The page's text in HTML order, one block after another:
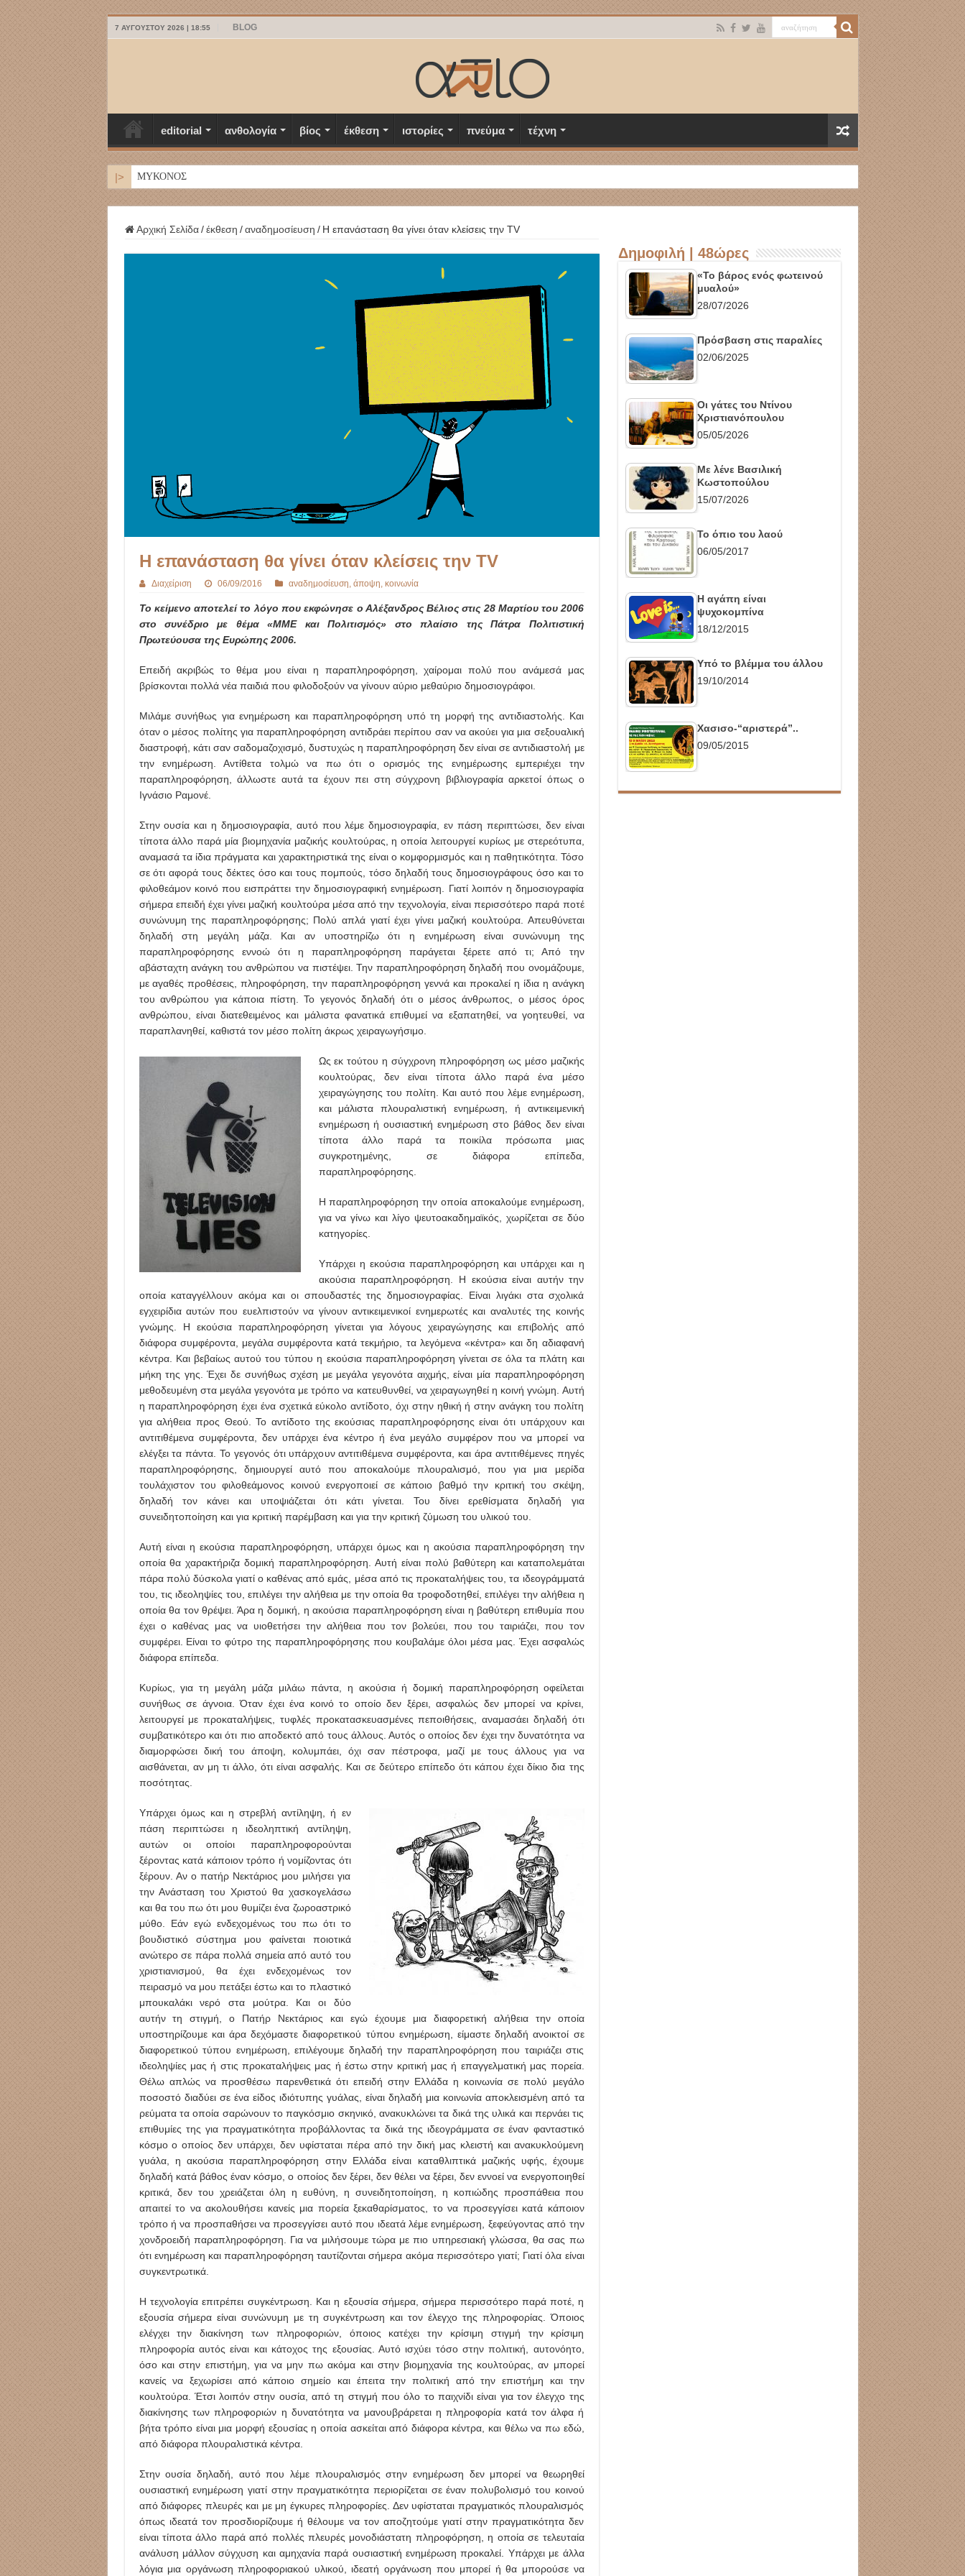
7 ΑΥΓΟΎΣΤΟΥ 2026 | 18:55 BLOG
editorial ανθολογία βίος έκθεση ιστορίες πνεύμα τέχνη
|> ΜΥΚΟΝΟΣ
Αρχική Σελίδα / έκθεση / αναδημοσίευση / Η επανάσταση θα γίνει όταν κλείσεις την TV
Η επανάσταση θα γίνει όταν κλείσεις την TV
Διαχείριση 06/09/2016 αναδημοσίευση, άποψη, κοινωνία
Το κείμενο αποτελεί το λόγο που εκφώνησε ο Αλέξανδρος Βέλιος στις 28 Μαρτίου του 2006
στο συνέδριο με θέμα «ΜΜΕ και Πολιτισμός» στο πλαίσιο της Πάτρα Πολιτιστική
Πρωτεύουσα της Ευρώπης 2006.
Επειδή ακριβώς το θέμα μου είναι η παραπληροφόρηση, χαίρομαι πολύ που ανάμεσά μας
βρίσκονται πολλά νέα παιδιά που φιλοδοξούν να γίνουν αύριο μεθαύριο δημοσιογράφοι.
Μιλάμε συνήθως για ενημέρωση και παραπληροφόρηση υπό τη μορφή της αντιδιαστολής. Και
όταν ο μέσος πολίτης για παραπληροφόρηση αντιδράει περίπου σαν να ακούει για μια σεξουαλική
διαστροφή, κάτι σαν σαδομαζοχισμό, δυστυχώς η παραπληροφόρηση δεν είναι σε αντιδιαστολή με
την ενημέρωση. Αντίθετα τολμώ να πω ότι ο ορισμός της ενημέρωσης εμπεριέχει την
παραπληροφόρηση, άλλωστε αυτά τα έχουν πει στη σύγχρονη βιβλιογραφία αρκετοί όπως ο
Ιγνάσιο Ραμονέ.
Στην ουσία και η δημοσιογραφία, αυτό που λέμε δημοσιογραφία, εν πάση περιπτώσει, δεν είναι
τίποτα άλλο παρά μία βιομηχανία μαζικής κουλτούρας, η οποία λειτουργεί κυρίως με στερεότυπα,
αναμασά τα ίδια πράγματα και χαρακτηριστικά της είναι ο κομφορμισμός και η παθητικότητα. Τόσο
σε ότι αφορά τους δέκτες όσο και τους πομπούς, τόσο δηλαδή τους δημοσιογράφους όσο και το
φιλοθεάμον κοινό που εισπράττει την δημοσιογραφική ενημέρωση. Γιατί λοιπόν η δημοσιογραφία
σήμερα επειδή έχει γίνει μαζική κουλτούρα μέσα από την τεχνολογία, είναι περισσότερο παρά ποτέ
συνώνυμη της παραπληροφόρησης; Πολύ απλά γιατί έχει γίνει μαζική κουλτούρα. Απευθύνεται
δηλαδή στη μεγάλη μάζα. Και αν υποστηρίζω ότι η ενημέρωση είναι συνώνυμη της
παραπληροφόρησης εννοώ ότι η παραπληροφόρηση παράγεται ξέρετε από τι; Από την
αβάσταχτη ανάγκη του ανθρώπου να πιστέψει. Την παραπληροφόρηση δηλαδή που ονομάζουμε,
με αγαθές προθέσεις, πληροφόρηση, την παραπληροφόρηση γεννά και προκαλεί η ίδια η ανάγκη
του ανθρώπου για κάποια πίστη. Το γεγονός δηλαδή ότι ο μέσος άνθρωπος, ο μέσος όρος
ανθρώπου, είναι διατεθειμένος και μάλιστα φανατικά επιθυμεί να εξαπατηθεί, να γοητευθεί, να
παραπλανηθεί, καθιστά τον μέσο πολίτη άκρως χειραγωγήσιμο.
Ως εκ τούτου η σύγχρονη πληροφόρηση ως μέσο μαζικής
κουλτούρας, δεν είναι τίποτα άλλο παρά ένα μέσο
χειραγώγησης του πολίτη. Και αυτό που λέμε ενημέρωση,
και μάλιστα πλουραλιστική ενημέρωση, ή αντικειμενική
ενημέρωση ή ουσιαστική ενημέρωση στο βάθος δεν είναι
τίποτα άλλο παρά τα ποικίλα πρόσωπα μιας
συγκροτημένης, σε διάφορα επίπεδα,
παραπληροφόρησης.
Η παραπληροφόρηση την οποία αποκαλούμε ενημέρωση,
για να γίνω και λίγο ψευτοακαδημαϊκός, χωρίζεται σε δύο
κατηγορίες.
Υπάρχει η εκούσια παραπληροφόρηση και υπάρχει και η
ακούσια παραπληροφόρηση. Η εκούσια είναι αυτήν την
οποία καταγγέλλουν ακόμα και οι σπουδαστές της δημοσιογραφίας. Είναι λιγάκι στα σχολικά
εγχειρίδια αυτών που ευελπιστούν να γίνουν αντικειμενικοί ενημερωτές και αναλυτές της κοινής
γνώμης. Η εκούσια παραπληροφόρηση γίνεται για λόγους χειραγώγησης και επιβολής από
διάφορα συμφέροντα, μεγάλα συμφέροντα κατά τεκμήριο, τα λεγόμενα «κέντρα» και δη αδιαφανή
κέντρα. Και βεβαίως αυτού του τύπου η εκούσια παραπληροφόρηση γίνεται σε όλα τα πλάτη και
μήκη της γης. Έχει δε συνήθως σχέση με μεγάλα γεγονότα αιχμής, είναι μία παραπληροφόρηση
μεθοδευμένη στα μεγάλα γεγονότα με τρόπο να κατευθυνθεί, να χειραγωγηθεί η κοινή γνώμη. Αυτή
η παραπληροφόρηση έχει ένα σχετικά εύκολο αντίδοτο, όχι στην ηθική ή στην ανάγκη του πολίτη
για αλήθεια προς Θεού. Το αντίδοτο της εκούσιας παραπληροφόρησης είναι ότι υπάρχουν και
αντιτιθέμενα συμφέροντα, δεν υπάρχει ένα κέντρο ή ένα μεγάλο συμφέρον που να μπορεί να
ελέγξει τα πάντα. Το γεγονός ότι υπάρχουν αντιτιθέμενα συμφέροντα, και άρα αντιτιθέμενες πηγές
παραπληροφόρησης, δημιουργεί αυτό που αποκαλούμε πλουραλισμό, που για μια μερίδα
τουλάχιστον του φιλοθεάμονος κοινού ενεργοποιεί σε κάποιο βαθμό την κριτική του σκέψη,
δηλαδή τον κάνει και υποψιάζεται ότι κάτι γίνεται. Του δίνει ερεθίσματα δηλαδή για
συνειδητοποίηση και για κριτική παρέμβαση και για την κριτική ζύμωση του υλικού του.
Αυτή είναι η εκούσια παραπληροφόρηση, υπάρχει όμως και η ακούσια παραπληροφόρηση την
οποία θα χαρακτήριζα δομική παραπληροφόρηση. Αυτή είναι πολύ βαθύτερη και καταπολεμάται
πάρα πολύ δύσκολα γιατί ο καθένας από εμάς, μέσα από τις προκαταλήψεις του, τα ιδεογράμματά
του, τις ιδεοληψίες του, επιλέγει την αλήθεια με την οποία θα τροφοδοτηθεί, επιλέγει την αλήθεια η
οποία θα τον θρέψει. Άρα η δομική, η ακούσια παραπληροφόρηση είναι η βαθύτερη επιθυμία που
έχει ο καθένας μας να υιοθετήσει την αλήθεια που τον βολεύει, που του ταιριάζει, που τον
συμφέρει. Είναι το φύτρο της παραπληροφόρησης που κουβαλάμε όλοι μέσα μας. Έχει ασφαλώς
διάφορα επίπεδα.
Κυρίως, για τη μεγάλη μάζα μιλάω πάντα, η ακούσια ή δομική παραπληροφόρηση οφείλεται
συνήθως σε άγνοια. Όταν έχει ένα κοινό το οποίο δεν ξέρει, ασφαλώς δεν μπορεί να κρίνει,
λειτουργεί με προκαταλήψεις, τυφλές προκατασκευασμένες πεποιθήσεις, αναμασάει δηλαδή ότι
συμβατικότερο και ότι πιο αποδεκτό από τους άλλους. Αυτός ο οποίος δεν έχει την δυνατότητα να
διαμορφώσει δική του άποψη, κολυμπάει, όχι σαν πέστροφα, μαζί με τους άλλους για να
αισθάνεται, αν μη τι άλλο, ότι είναι ασφαλής. Και σε δεύτερο επίπεδο ότι κάπου έχει δίκιο δια της
ποσότητας.
Υπάρχει όμως και η στρεβλή αντίληψη, ή εν
πάση περιπτώσει η ιδεοληπτική αντίληψη,
αυτών οι οποίοι παραπληροφορούνται
ξέροντας κατά κάποιον τρόπο ή νομίζοντας ότι
ξέρουν. Αν ο πατήρ Νεκτάριος μου μιλήσει για
την Ανάσταση του Χριστού θα χασκογελάσω
και θα του πω ότι μου θυμίζει ένα ζωροαστρικό
μύθο. Εάν εγώ ενδεχομένως του πω ότι το
βουδιστικό σύστημα μου φαίνεται ποιοτικά
ανώτερο σε πάρα πολλά σημεία από αυτό του
χριστιανισμού, θα έχει ενδεχομένως τον
πειρασμό να μου πετάξει έστω και το πλαστικό
μπουκαλάκι νερό στα μούτρα. Και οι δύο
αυτήν τη στιγμή, ο Πατήρ Νεκτάριος και εγώ έχουμε μια διαφορετική αλήθεια την οποία
υποστηρίζουμε και άρα δεχόμαστε διαφορετικού τύπου ενημέρωση, είμαστε δηλαδή ανοικτοί σε
διαφορετικού τύπου ενημέρωση, επιλέγουμε δηλαδή την παραπληροφόρηση που ταιριάζει στις
ιδεοληψίες μας ή στις προκαταλήψεις μας ή έστω στην κριτική μας ή επαγγελματική μας πορεία.
Θέλω απλώς να προσθέσω παρενθετικά ότι επειδή στην Ελλάδα η κοινωνία σε πολύ μεγάλο
ποσοστό διαδύει σε ένα είδος ιδιότυπης γυάλας, είναι δηλαδή μια κοινωνία αποκλεισμένη από τα
ρεύματα τα οποία σαρώνουν το παγκόσμιο σκηνικό, ανακυκλώνει τα δικά της υλικά και περνάει τις
επιθυμίες της για πραγματικότητα προβάλλοντας τα δικά της ιδεογράμματα σε έναν φανταστικό
κόσμο ο οποίος δεν υπάρχει, δεν υφίσταται πέρα από την δική μας κλειστή και ανακυκλούμενη
γυάλα, η ακούσια παραπληροφόρηση στην Ελλάδα είναι καταθλιπτικά μαζικής υφής, έχουμε
δηλαδή κατά βάθος έναν κόσμο, ο οποίος δεν ξέρει, δεν θέλει να ξέρει, δεν εννοεί να ενεργοποιηθεί
κριτικά, δεν του χρειάζεται όλη η ευθύνη, η συνειδητοποίηση, η κοπιώδης προσπάθεια που
απαιτεί το να ακολουθήσει κανείς μια πορεία ξεκαθαρίσματος, το να προσεγγίσει κατά κάποιον
τρόπο ή να προσπαθήσει να προσεγγίσει αυτό που ιδεατά λέμε ενημέρωση, ξεφεύγοντας από την
χονδροειδή παραπληροφόρηση. Για να μιλήσουμε τώρα με πιο υπηρεσιακή γλώσσα, θα σας πω
ότι ενημέρωση και παραπληροφόρηση ταυτίζονται σήμερα ακόμα περισσότερο γιατί; Γιατί όλα είναι
συγκεντρωτικά.
Η τεχνολογία επιτρέπει συγκέντρωση. Και η εξουσία σήμερα, σήμερα περισσότερο παρά ποτέ, η
εξουσία σήμερα είναι συνώνυμη με τη συγκέντρωση και τον έλεγχο της πληροφορίας. Όποιος
ελέγχει την διακίνηση των πληροφοριών, όποιος κατέχει την κρίσιμη στιγμή την κρίσιμη
πληροφορία αυτός είναι και κάτοχος της εξουσίας. Αυτό ισχύει τόσο στην πολιτική, αυτονόητο,
όσο και στην επιστήμη, για να μην πω ακόμα και στην βιομηχανία της κουλτούρας, αν μπορεί
κανείς να ξεχωρίσει από κάποιο σημείο και έπειτα την πολιτική από την επιστήμη και την
κουλτούρα. Έτσι λοιπόν στην ουσία, από τη στιγμή που όλο το παιχνίδι είναι για τον έλεγχο της
διακίνησης των πληροφοριών η δυνατότητα να μανουβράρεται η πληροφορία κατά τον άλφα ή
βήτα τρόπο είναι μια μορφή εξουσίας η οποία ασκείται από διάφορα κέντρα, και θέλω να πω εδώ,
από διάφορα πλουραλιστικά κέντρα.
Στην ουσία δηλαδή, αυτό που λέμε πλουραλισμός στην ενημέρωση δεν μπορεί να θεωρηθεί
ουσιαστική ενημέρωση γιατί στην πραγματικότητα περιορίζεται σε έναν πολυβολισμό του κοινού
από διάφορες πλευρές και με μη έγκυρες πληροφορίες. Δεν υφίσταται πραγματικός πλουραλισμός
όπως ιδεατά τον προσδιορίζουμε ή θέλουμε να τον αποζητούμε γιατί στην πραγματικότητα δεν
είναι τίποτα άλλο παρά από πολλές πλευρές μονοδιάστατη πληροφόρηση, η οποία σε τελευταία
ανάλυση μάλλον σύγχυση και αμηχανία παρά ουσιαστική ενημέρωση προκαλεί. Υπάρχει με άλλα
λόγια μια οργάνωση πληροφοριακού υλικού, ιδεατή οργάνωση που μπορεί ή θα μπορούσε να
Δημοφιλή | 48ώρες
«Το βάρος ενός φωτεινού
μυαλού»
28/07/2026
Πρόσβαση στις παραλίες
02/06/2025
Οι γάτες του Ντίνου
Χριστιανόπουλου
05/05/2026
Με λένε Βασιλική
Κωστοπούλου
15/07/2026
Το όπιο του λαού
06/05/2017
Η αγάπη είναι
ψυχοκομπίνα
18/12/2015
Υπό το βλέμμα του άλλου
19/10/2014
Χασισο-“αριστερά”..
09/05/2015